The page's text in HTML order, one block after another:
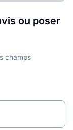
ou poser
champs